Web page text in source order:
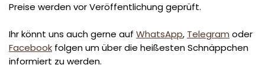
Preise werden vor Veröffentlichung geprüft.
Ihr könnt uns auch gerne auf WhatsApp, Telegram oder
Facebook folgen um über die heißesten Schnäppchen
informiert zu werden.